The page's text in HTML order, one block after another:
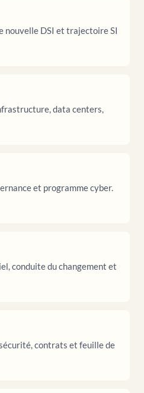
nouvelle DSI et trajectoire SI
data centers,
et programme cyber.
conduite du changement et
contrats et feuille de